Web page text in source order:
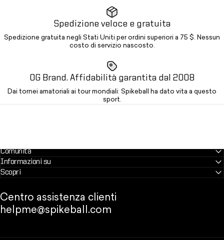
Spedizione veloce e gratuita
Spedizione gratuita negli Stati Uniti per ordini superiori a 75 $. Nessun
costo di servizio nascosto.
OG Brand. Affidabilità garantita dal 2008
Dai tornei amatoriali ai tour mondiali: Spikeball ha dato vita a questo
sport.
Comunità
Informazioni su
Scopri
Centro assistenza clienti
helpme@spikeball.com